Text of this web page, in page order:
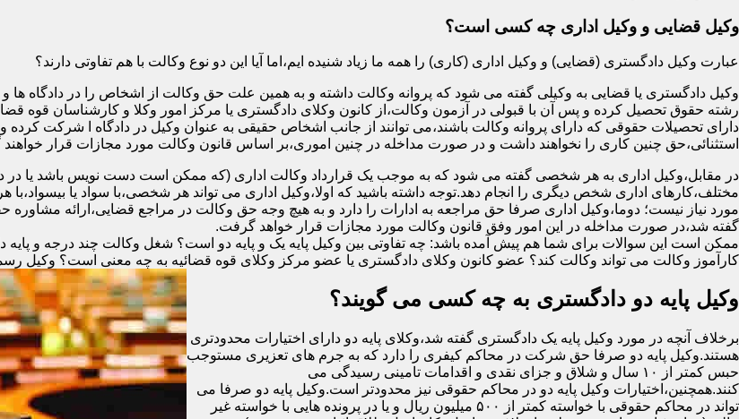
وکیل قضایی و وکیل اداری چه کسی است؟
عبارت وکیل دادگستری (قضایی) و وکیل اداری (کاری) را همه ما زیاد شنیده ایم،اما آیا این دو نوع وکالت با هم تفاوتی دارند؟
وکیل دادگستری یا قضایی به وکیلی گفته می شود که پروانه وکالت داشته و به همین علت حق وکالت از اشخاص را در دادگاه ها و
رشته حقوق تحصیل کرده و پس آن با قبولی در آزمون وکالت،از کانون وکلای دادگستری یا مرکز امور وکلا و کارشناسان قوه
دارای تحصیلات حقوقی که دارای پروانه وکالت باشند،می توانند از جانب اشخاص حقیقی به عنوان وکیل در دادگاه ا شرکت
استثنائی،حق چنین کاری را نخواهند داشت و در صورت مداخله در چنین اموری،بر اساس قانون وکالت مورد مجازات قرار
در مقابل،وکیل اداری به هر شخصی گفته می شود که به موجب یک قرارداد وکالت اداری (که ممکن است دست نویس باشد یا
مختلف،کارهای اداری شخص دیگری را انجام دهد.توجه داشته باشید که اولا،وکیل اداری می تواند هر شخصی،با سواد یا
مورد نیاز نیست؛ دوما،وکیل اداری صرفا حق مراجعه به ادارات را دارد و به هیچ وجه حق وکالت در مراجع قضایی،ارائه مشاوره
گفته شد،در صورت مداخله در این امور وفق قانون وکالت مورد مجازات قرار خواهد گرفت.
ممکن است این سوالات برای شما هم پیش آمده باشد: چه تفاوتی بین وکیل پایه یک و پایه دو است؟ شغل وکالت چند درجه و پایه
کارآموز وکالت می تواند وکالت کند؟ عضو کانون وکلای دادگستری یا عضو مرکز وکلای قوه قضائیه به چه معنی است؟ وکیل
وکیل پایه دو دادگستری به چه کسی می گویند؟
برخلاف آنچه در مورد وکیل پایه یک دادگستری گفته شد،وکلای پایه دو دارای اختیارات محدودتری
هستند.وکیل پایه دو صرفا حق شرکت در محاکم کیفری را دارد که به جرم های تعزیری مستوجب
حبس کمتر از ۱۰ سال و شلاق و جزای نقدی و اقدامات تامینی رسیدگی می
کنند.همچنین،اختیارات وکیل پایه دو در محاکم حقوقی نیز محدودتر است.وکیل پایه دو صرفا می
تواند در محاکم حقوقی با خواسته کمتر از ۵۰۰ میلیون ریال و یا در پرونده هایی با خواسته غیر